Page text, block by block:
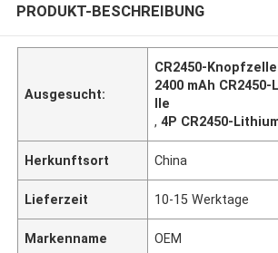
PRODUKT-BESCHREIBUNG
Ausgesucht:
CR2450-
2400 mAh
lle
,4P CR2450-
Herkunftsort China
Lieferzeit 10-15 Werktage
Markenname OEM